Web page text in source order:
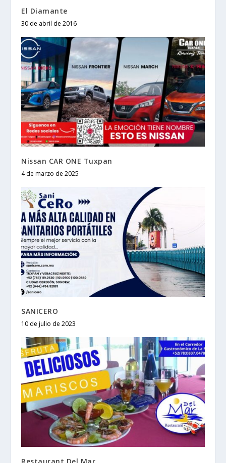
El Diamante
30 de abril de 2016
Nissan CAR ONE Tuxpan
4 de marzo de 2025
SANICERO
10 de julio de 2023